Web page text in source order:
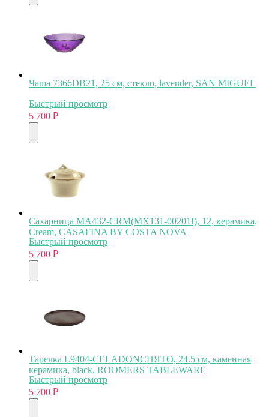
Чаша 7366DB21, 25 см, стекло, lavender, SAN MIGUEL
Быстрый просмотр
5 700 ₽
Сахарница MA432-CRM(MX131-00201I), 12, керамика,
Cream, CASAFINA BY COSTA NOVA
Быстрый просмотр
5 700 ₽
Тарелка L9404-CELADONСНЯТО, 24.5 см, каменная
керамика, black, ROOMERS TABLEWARE
Быстрый просмотр
5 700 ₽